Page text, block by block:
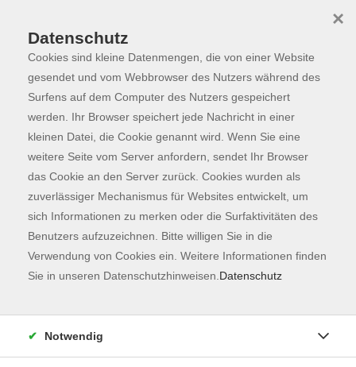
Skip to main content
Programm
Der Kurs konnte nicht gefunden werden.
Kontaktformular
Impressum
AGB
Datenschutzerklärung
Datenschutz
Cookies sind kleine Datenmengen, die von einer Website
gesendet und vom Webbrowser des Nutzers während des
Surfens auf dem Computer des Nutzers gespeichert
werden. Ihr Browser speichert jede Nachricht in einer
kleinen Datei, die Cookie genannt wird. Wenn Sie eine
weitere Seite vom Server anfordern, sendet Ihr Browser
das Cookie an den Server zurück. Cookies wurden als
zuverlässiger Mechanismus für Websites entwickelt, um
sich Informationen zu merken oder die Surfaktivitäten des
Benutzers aufzuzeichnen. Bitte willigen Sie in die
Verwendung von Cookies ein. Weitere Informationen finden
Sie in unseren Datenschutzhinweisen. Datenschutz
×
Notwendig